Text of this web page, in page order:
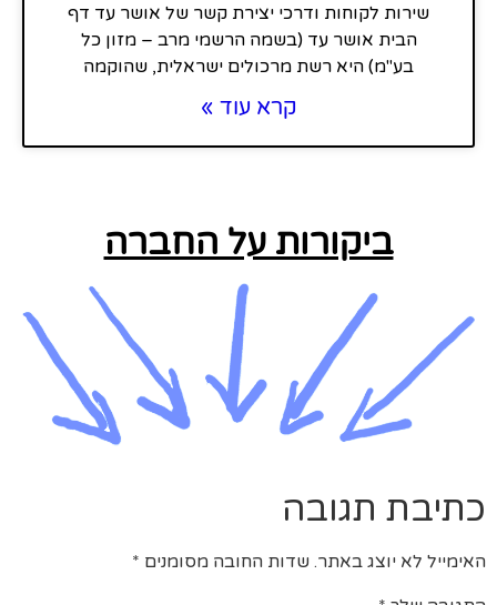
שירות לקוחות ודרכי יצירת קשר של אושר עד דף
הבית אושר עד (בשמה הרשמי מרב – מזון כל
בע"מ) היא רשת מרכולים ישראלית, שהוקמה
קרא עוד »
ביקורות על החברה
כתיבת תגובה
האימייל לא יוצג באתר. שדות החובה מסומנים *